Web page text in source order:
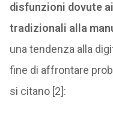
disfunzioni dovute
tradizionali alla
una tendenza alla
fine di affrontare
si citano [2]: